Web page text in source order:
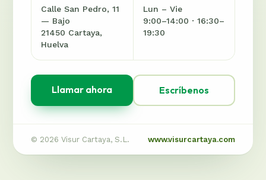
Calle San Pedro, 11
— Bajo
21450 Cartaya,
Huelva
Lun – Vie
9:00–14:00 · 16:30–
19:30
Llamar ahora Escríbenos
© 2026 Visur Cartaya, S.L. www.visurcartaya.com